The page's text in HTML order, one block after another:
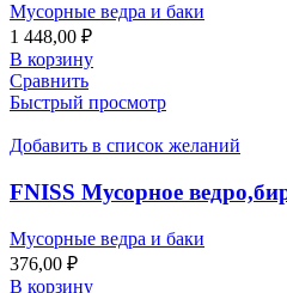
Мусорные ведра и баки
1 448,00 ₽
В корзину
Сравнить
Быстрый просмотр
Добавить в список желаний
FNISS Мусорное
Мусорные ведра и баки
376,00 ₽
В корзину